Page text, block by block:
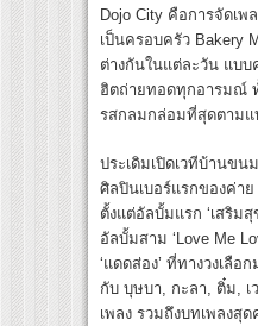
Dojo City คือการจัดเ
เป็นครอบครัว Bakery
ต่างกันในแต่ละวัน แบ
ฮิตถ่ายทอดทุกอารมณ์
รสกลมกล่อมที่สุดตามแ
ประเดิมเปิดเวทีบ้านขน
ศิลปินเบอร์แรกของค่า
ตั้งแต่อัลบั้มแรก ‘เสริมสุ
อัลบั้มสาม ‘Love Me
‘แดดส่อง’ ที่ทางวงเลือ
กับ บุษบา, กะลา, ติ๋ม, เ
เพลง รวมถึงบทเพลงสุ